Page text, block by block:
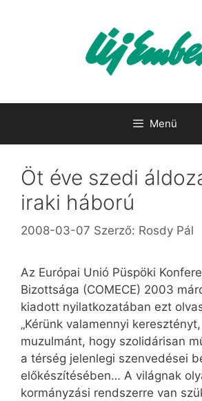
Menü
Öt éve szedi
iraki háború
2008-03-07 Szerző: Rosdy Pál
Az Európai Unió Püspöki
Bizottsága (COMECE) 2003
kiadott nyilatkozatában ezt
„Kérünk valamennyi
muzulmánt, hogy szolidárisan
a térség jelenlegi szenvedései
előkészítésében… A világnak
kormányzási rendszerre van